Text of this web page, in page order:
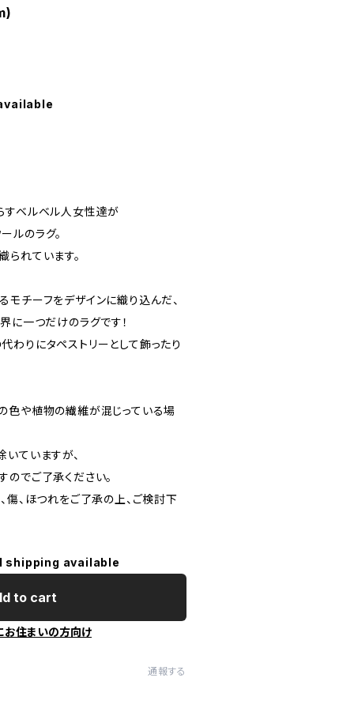
すベルベル人女性達が
ルのラグ。
れています。
チーフをデザインに織り込んだ、
に一つだけのラグです！
わりにタペストリーとして飾ったり
色や植物の繊維が混じっている場
ていますが、
でご了承ください。
傷、ほつれをご了承の上、ご検討下
shipping available
to cart
お住まいの方向け
通報する